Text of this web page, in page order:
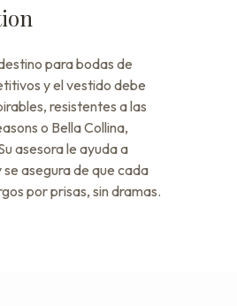
para bodas de
y el vestido debe
resistentes a las
o Bella Collina,
asesora le ayuda a
asegura de que cada
por prisas, sin dramas.